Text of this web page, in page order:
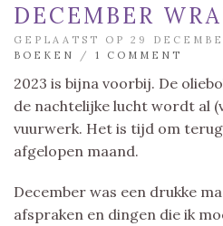
DECEMBER
GEPLAATST OP 29
BOEKEN
/ 1 COMMENT
2023 is bijna voorbij. De
de nachtelijke lucht wordt al
vuurwerk. Het is tijd om
afgelopen maand.
December was een drukke
afspraken en dingen die ik